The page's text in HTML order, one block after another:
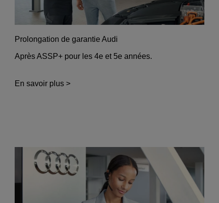
Prolongation de garantie Audi
Après ASSP+ pour les 4e et 5e années.
En savoir plus >